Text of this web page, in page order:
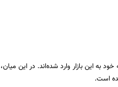
به این بازار وارد شده‌اند. در این میان،
است.